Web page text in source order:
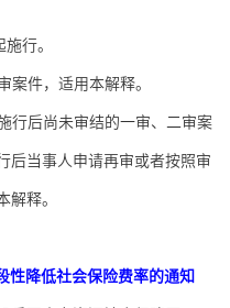
施行。
件，适用本解释。
行后尚未审结的一审、二审案
后当事人申请再审或者按照审
解释。
性降低社会保险费率的通知